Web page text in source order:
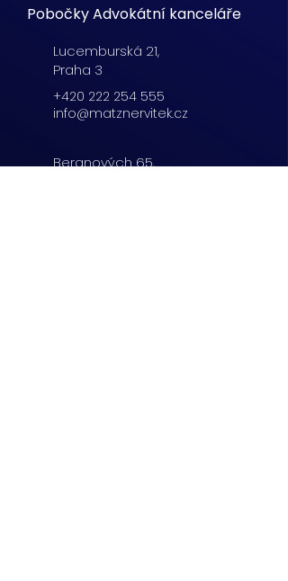
Pobočky Advokátní kanceláře
Lucemburská 21,
Praha 3
+420 222 254 555
info@matznervitek.cz
Beranových 65,